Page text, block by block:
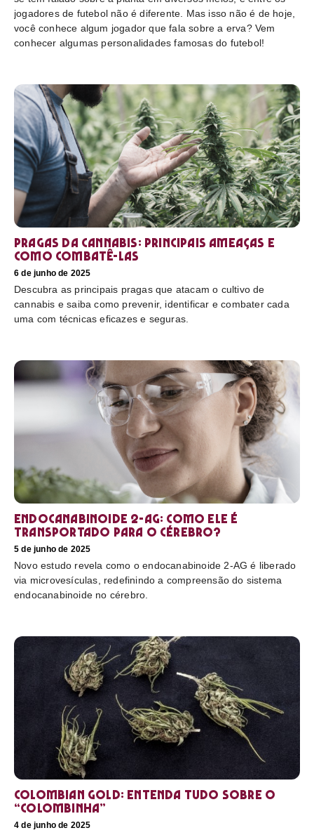
jogadores de futebol não é diferente. Mas isso não é de hoje,
você conhece algum jogador que fala sobre a erva? Vem
conhecer algumas personalidades famosas do futebol!
Pragas da cannabis: Principais ameaças e
como combatê-las
6 de junho de 2025
Descubra as principais pragas que atacam o cultivo de
cannabis e saiba como prevenir, identificar e combater cada
uma com técnicas eficazes e seguras.
Endocanabinoide 2-AG: Como ele é
transportado para o cérebro?
5 de junho de 2025
Novo estudo revela como o endocanabinoide 2-AG é liberado
via microvesículas, redefinindo a compreensão do sistema
endocanabinoide no cérebro.
Colombian Gold: entenda tudo sobre o
“colombinha”
4 de junho de 2025